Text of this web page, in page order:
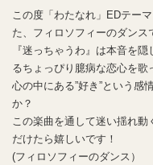
この度「わたなれ」EDテー
た、フィロソフィーのダンス
『迷っちゃうわ』は本音を
るちょっぴり臆病な恋心を歌
心の中にある”好き”という感
か？
この楽曲を通して迷い揺れ
だけたら嬉しいです！
(フィロソフィーのダンス）